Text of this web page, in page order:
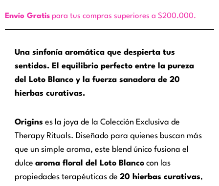
Envío Gratis para tus compras superiores a $200.000.
Una sinfonía aromática que despierta tus
sentidos. El equilibrio perfecto entre la pureza
del Loto Blanco y la fuerza sanadora de 20
hierbas curativas.
Origins es la joya de la Colección Exclusiva de
Therapy Rituals. Diseñado para quienes buscan más
que un simple aroma, este blend único fusiona el
dulce aroma floral del Loto Blanco con las
propiedades terapéuticas de 20 hierbas curativas,